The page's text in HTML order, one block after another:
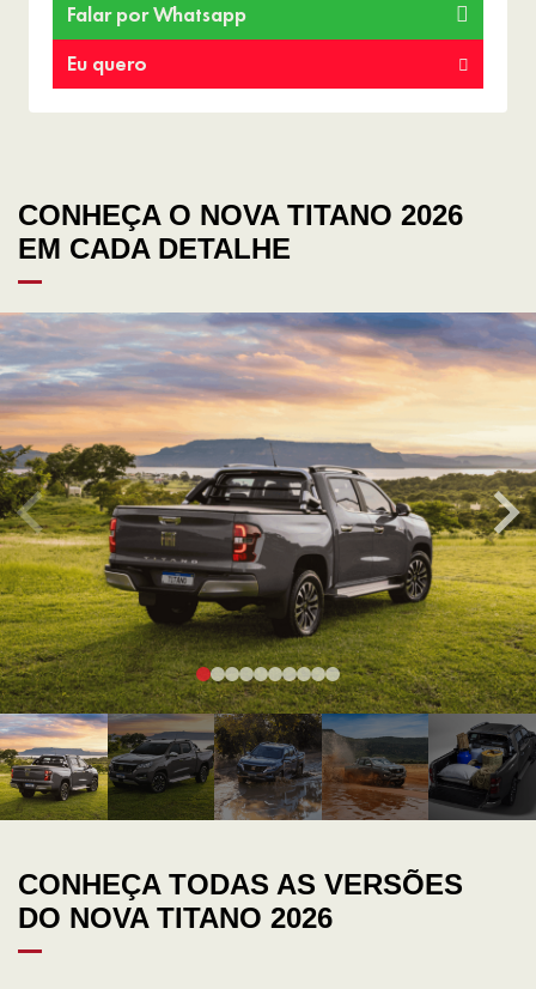
Falar por Whatsapp
Eu quero
CONHEÇA O NOVA TITANO 2026
EM CADA DETALHE
CONHEÇA TODAS AS VERSÕES
DO NOVA TITANO 2026